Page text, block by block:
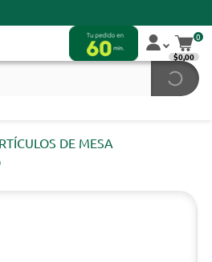
0
$0,00
DE MESA